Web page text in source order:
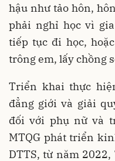
hậu như tảo hôn,
phải nghỉ học vì
tiếp tục đi học,
trông em, lấy chồng
Triển khai thực
đẳng giới và giải
đối với phụ nữ và
MTQG phát triển
DTTS, từ năm